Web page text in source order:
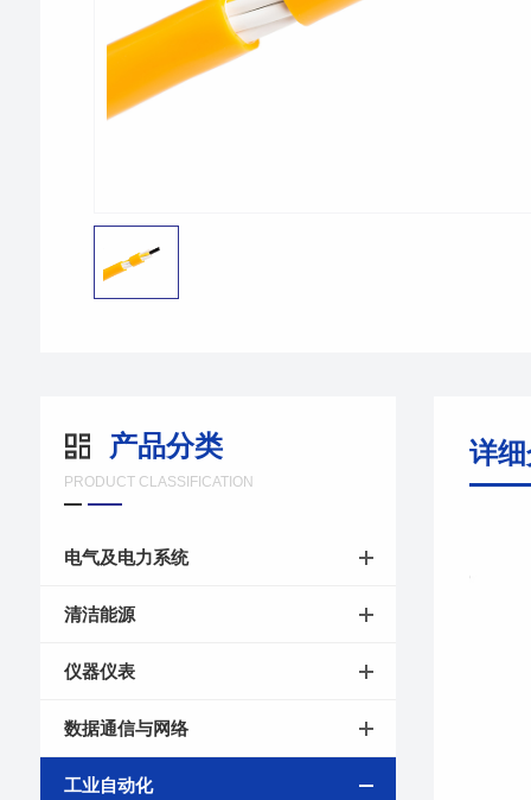
产品分类
PRODUCT CLASSIFICATION
电气及电力系统
清洁能源
仪器仪表
数据通信与网络
工业自动化
详